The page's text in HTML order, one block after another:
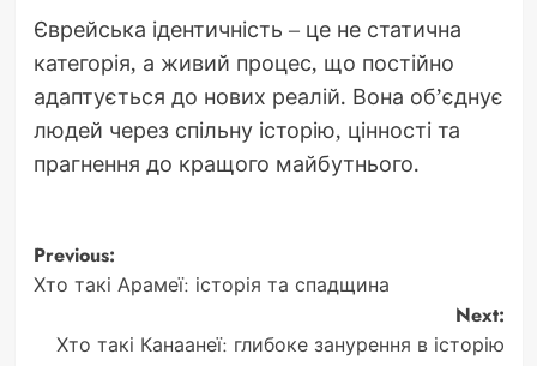
Єврейська ідентичність – це не статична
категорія, а живий процес, що постійно
адаптується до нових реалій. Вона об’єднує
людей через спільну історію, цінності та
прагнення до кращого майбутнього.
Post
navigation
Previous:
Хто такі Арамеї: історія та спадщина
Next:
Хто такі Канаанеї: глибоке занурення в історію